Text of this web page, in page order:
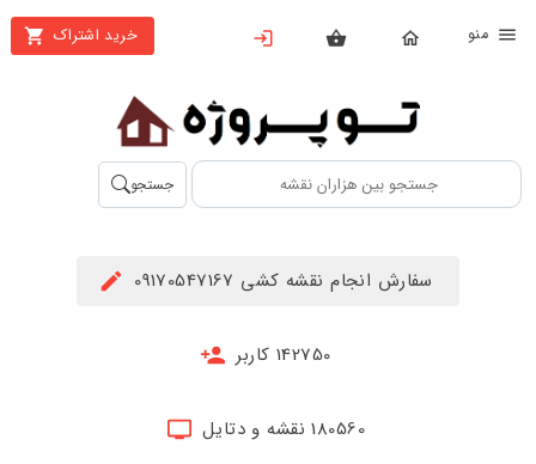
خرید اشتراک
بستن
محصولات
تهیه
اشتراک
جستجو
سفارش انجام نقشه کشی 09170547167
142750 کاربر
180560 نقشه و دتایل